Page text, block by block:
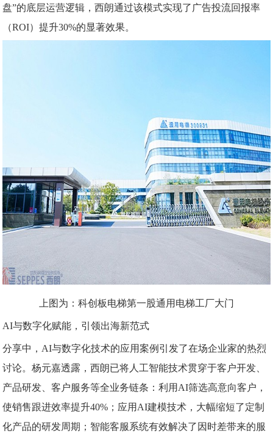
盘”的底层运营逻辑，西朗通过该模式实现了广告投流回报率
（ROI）提升30%的显著效果。
上图为：科创板电梯第一股通用电梯工厂大门
AI与数字化赋能，引领出海新范式
分享中， AI与数字化技术的应用案例引发了在场企业家的热烈
讨论。杨元嘉透露，西朗已将人工智能技术贯穿于客户开发、
产品研发、客户服务等全业务链条：利用AI筛选高意向客户，
使销售跟进效率提升40%；应用AI建模技术，大幅缩短了定制
化产品的研发周期；智能客服系统有效解决了因时差带来的服